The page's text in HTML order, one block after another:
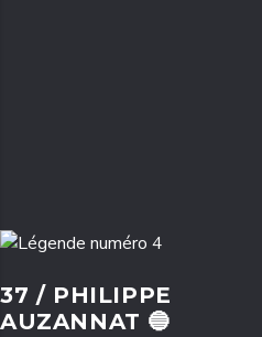
37 / PHILIPPE
AUZANNAT 🔵